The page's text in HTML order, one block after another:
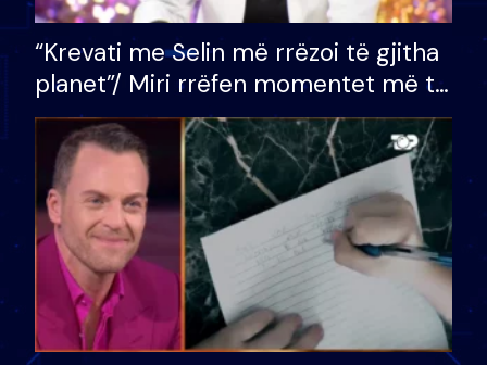
“Krevati me Selin më rrëzoi të gjitha
planet”/ Miri rrëfen momentet më të
bukura në shtëpinë e BB VIP: Do më
mungojë zilja e mëngjesit kur…